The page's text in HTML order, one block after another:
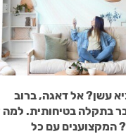
עשן? אל דאגה, ברוב
בתקלה בטיחותית. למה
המקצוענים עם כל